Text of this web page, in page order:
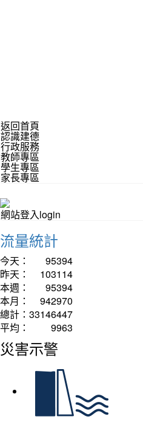
返回首頁
認識建德
行政服務
教師專區
學生專區
家長專區
網站登入login
流量統計
今天：
95394
昨天：
103114
本週：
95394
本月：
942970
總計： 33146447
平均：
9963
災害示警